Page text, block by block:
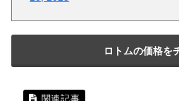
ロトムの価格を